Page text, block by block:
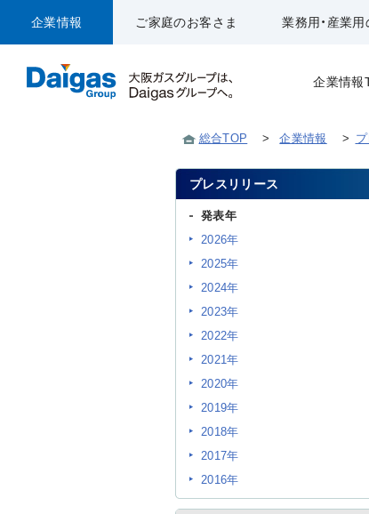
企業情報 ご家庭のお客さま 業務用・産業
企業情報
総合TOP > 企業情報 >
プレスリリース
発表年
2026年
2025年
2024年
2023年
2022年
2021年
2020年
2019年
2018年
2017年
2016年